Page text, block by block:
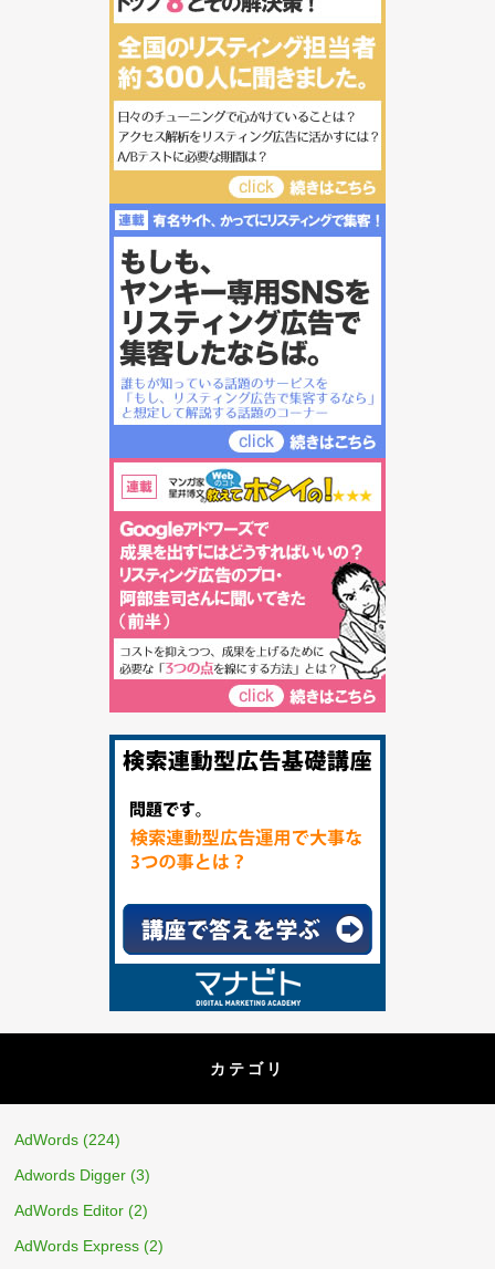
カテゴリ
AdWords (224)
Adwords Digger (3)
AdWords Editor (2)
AdWords Express (2)